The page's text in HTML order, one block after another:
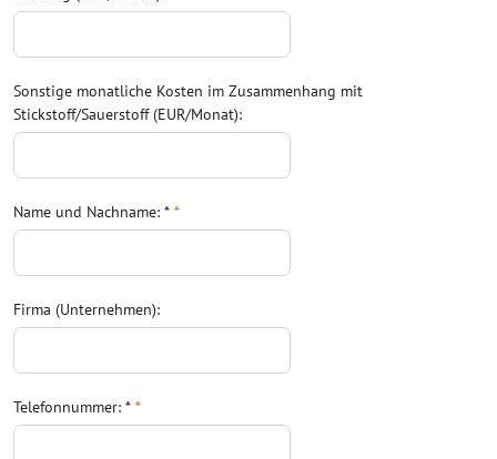
Sonstige monatliche Kosten im Zusammenhang mit
Stickstoff/Sauerstoff (EUR/Monat):
Name und Nachname: * *
Firma (Unternehmen):
Telefonnummer: * *